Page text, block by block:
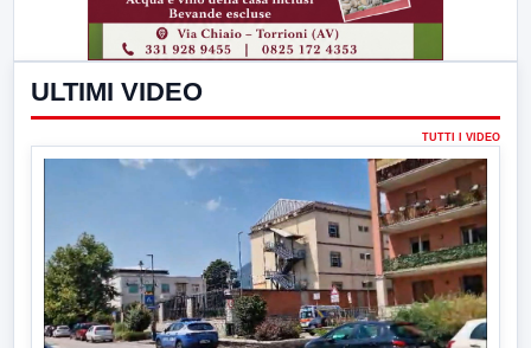
ULTIMI VIDEO
TUTTI I VIDEO